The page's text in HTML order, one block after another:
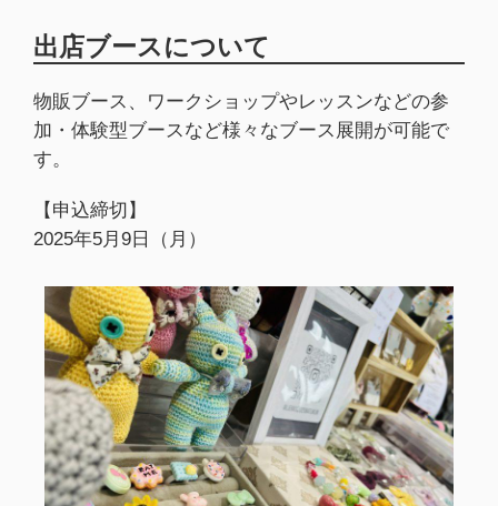
出店ブースについて
物販ブース、ワークショップやレッスンなどの参
加・体験型ブースなど様々なブース展開が可能で
す。
【申込締切】
2025年5月9日（月）